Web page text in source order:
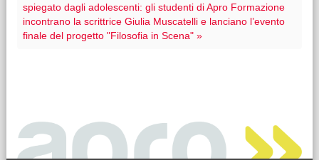
spiegato dagli adolescenti: gli studenti di Apro Formazione
incontrano la scrittrice Giulia Muscatelli e lanciano l’evento
finale del progetto "Filosofia in Scena" »